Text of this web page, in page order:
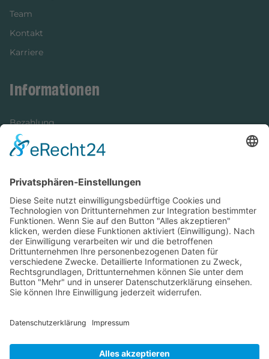
Team
Kontakt
Karriere
Informationen
Bezahlung
Newsletter
Versandinformationen
Verfügbarkeit/Verträglichkeit
Rechtliches
Widerrufsrecht und Widerrufsformular
Impressum
Datenschutzerklärung
Cookie-Einstellungen
AGB